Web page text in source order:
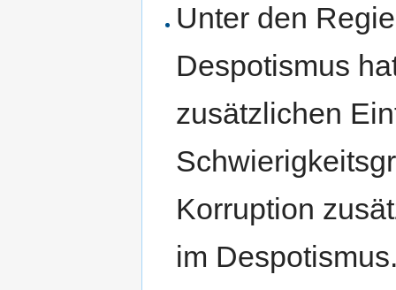
Unter den
Despotismus
zusätzlichen
Korruption
im